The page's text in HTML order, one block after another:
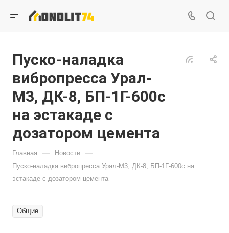
Пуско-наладка
вибропресса Урал-
М3, ДК-8, БП-1Г-600с
на эстакаде с
дозатором цемента
Главная — Новости —
Пуско-наладка вибропресса Урал-М3, ДК-8, БП-1Г-600с на
эстакаде с дозатором цемента
Общие